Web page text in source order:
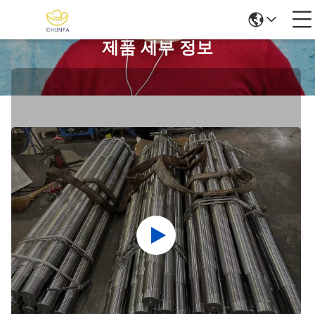
제품 세부 정보